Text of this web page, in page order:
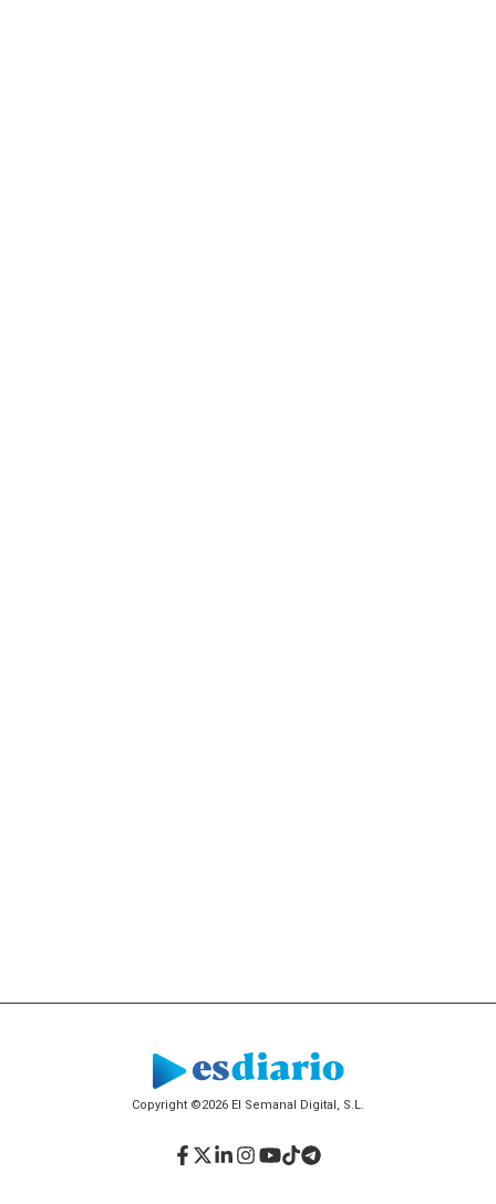
Copyright ©2026 El Semanal Digital, S.L.
Facebook
Twitter
LinkedIn
Instagram
YouTube
TikTok
Telegram